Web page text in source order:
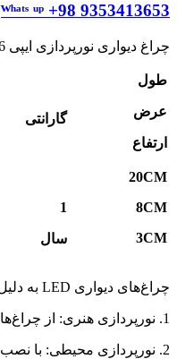
ᵂʰᵃᵗˢ ᵘᵖ +98 9353413653
چراغ دیواری نورپردازی ایپی 1496
طول
عرض
ارتفاع
گارانتی
20CM
8CM
3CM
1
سال
چراغ‌های دیواری LED به دلیل طراحی مدرن و کارایی بالا، گزینه‌های مناسبی برای نورپردازی فضاهای مختلف هستند. در ادامه، چند ایده برای استفاده از چراغ‌های دیواری LED آورده شده است:
1. نورپردازی هنری: از چراغ‌های دیواری LED برای روشن کردن آثار هنری یا تابلوها استفاده کنید. این کار می‌تواند جلوه خاصی به آن‌ها ببخشد.
2. نورپردازی محیطی: با نصب چراغ‌های دیواری LED در ارتفاع‌های مختلف، می‌توانید یک نورپردازی محیطی ملایم و دلنشین ایجاد کنید.